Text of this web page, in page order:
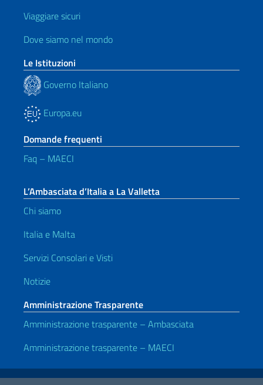
Viaggiare sicuri
Dove siamo nel mondo
Le Istituzioni
Governo Italiano
Europa.eu
Domande frequenti
Faq – MAECI
L’Ambasciata d’Italia a La Valletta
Chi siamo
Italia e Malta
Servizi Consolari e Visti
Notizie
Amministrazione Trasparente
Amministrazione trasparente – Ambasciata
Amministrazione trasparente – MAECI
Link Utili